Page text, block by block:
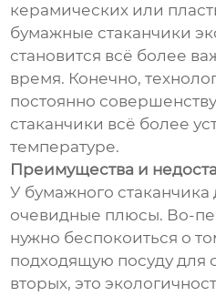
керамических или
бумажные стаканчики
становится всё более
время. Конечно,
постоянно
стаканчики всё более
температуре.
Преимущества и
У бумажного стаканчика
очевидные плюсы. Во-
нужно беспокоиться о
подходящую посуду для
вторых, это